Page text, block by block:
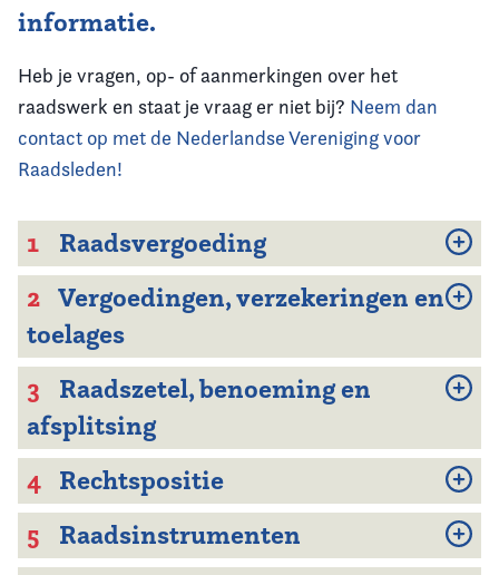
informatie.
Heb je vragen, op- of aanmerkingen over het
raadswerk en staat je vraag er niet bij? Neem dan
contact op met de Nederlandse Vereniging voor
Raadsleden!
1
Raadsvergoeding
2 Vergoedingen, verzekeringen en
toelages
3
Raadszetel, benoeming en
afsplitsing
4 Rechtspositie
5
Raadsinstrumenten